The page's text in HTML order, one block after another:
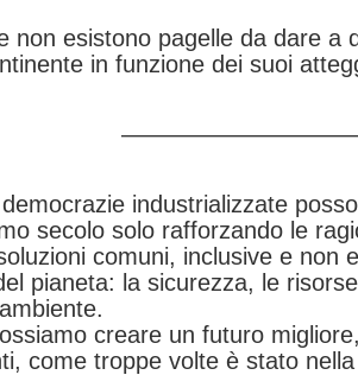
non esistono pagelle da dare a
in funzione dei suoi
industrializzate
secolo solo rafforzando le
comuni, inclusive e non
pianeta: la sicurezza, le
creare un futuro
come troppe volte è stato nella